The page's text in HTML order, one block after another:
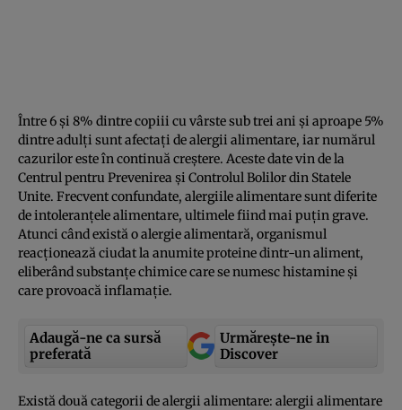
Între 6 şi 8% dintre copiii cu vârste sub trei ani şi aproape 5%
dintre adulţi sunt afectaţi de alergii alimentare, iar numărul
cazurilor este în continuă creştere. Aceste date vin de la
Centrul pentru Prevenirea şi Controlul Bolilor din Statele
Unite. Frecvent confundate, alergiile alimentare sunt diferite
de intoleranţele alimentare, ultimele fiind mai puţin grave.
Atunci când există o alergie alimentară, organismul
reacţionează ciudat la anumite proteine dintr-un aliment,
eliberând substanţe chimice care se numesc histamine şi
care provoacă inflamaţie.
Adaugă-ne ca sursă
preferată
Urmărește-ne in
Discover
Există două categorii de alergii alimentare: alergii alimentare